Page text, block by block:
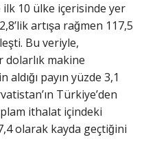
ilk 10 ülke içerisinde yer
artışa rağmen 117,5
Bu veriyle,
dolarlık makine
aldığı payın yüzde 3,1
Türkiye’den
ithalat içindeki
olarak kayda geçtiğini